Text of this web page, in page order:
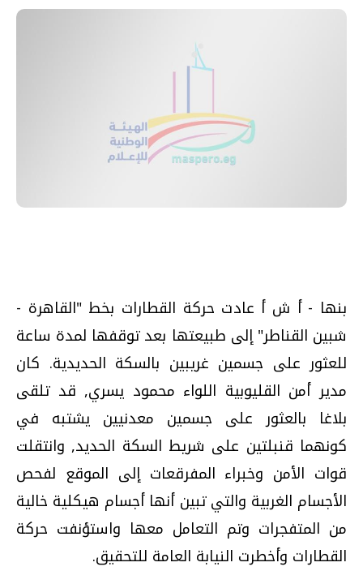
بنها - أ ش أ عادت حركة القطارات بخط "القاهرة -
شبين القناطر" إلى طبيعتها بعد توقفها لمدة ساعة
للعثور على جسمين غريبين بالسكة الحديدية. كان
مدير أمن القليوبية اللواء محمود يسري, قد تلقى
بلاغا بالعثور على جسمين معدنيين يشتبه في
كونهما قنبلتين على شريط السكة الحديد, وانتقلت
قوات الأمن وخبراء المفرقعات إلى الموقع لفحص
الأجسام الغربية والتي تبين أنها أجسام هيكلية خالية
من المتفجرات وتم التعامل معها واستؤنفت حركة
القطارات وأخطرت النيابة العامة للتحقيق.